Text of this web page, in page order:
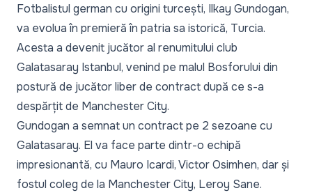
Fotbalistul german cu origini turcești, Ilkay Gundogan,
va evolua în premieră în patria sa istorică, Turcia.
Acesta a devenit jucător al renumitului club
Galatasaray Istanbul, venind pe malul Bosforului din
postură de jucător liber de contract după ce s-a
despărțit de Manchester City.
Gundogan a semnat un contract pe 2 sezoane cu
Galatasaray. El va face parte dintr-o echipă
impresionantă, cu Mauro Icardi, Victor Osimhen, dar și
fostul coleg de la Manchester City, Leroy Sane.